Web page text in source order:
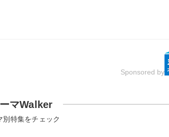
Sponsored by
マWalker
別特集をチェック